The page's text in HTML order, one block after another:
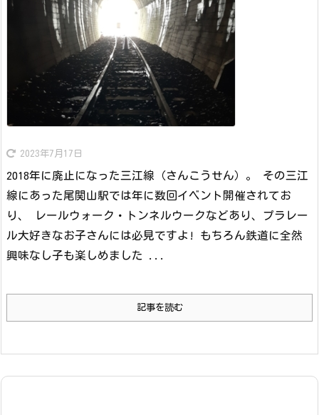
2023年7月17日
2018年に廃止になった三江線（さんこうせん）。 その三江
線にあった尾関山駅では年に数回イベント開催されてお
り、 レールウォーク・トンネルウークなどあり、プラレー
ル大好きなお子さんには必見ですよ! もちろん鉄道に全然
興味なし子も楽しめました ...
記事を読む